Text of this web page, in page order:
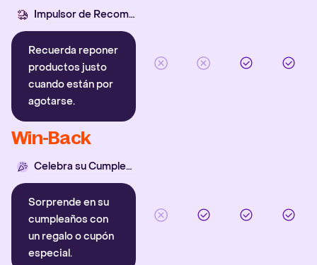
Impulsor de Recompra
Recuerda reponer
productos justo
cuando están por
agotarse.
Win-Back
Celebra su Cumpleaños
Sorprende en su
cumpleaños con
un regalo o cupón
especial.